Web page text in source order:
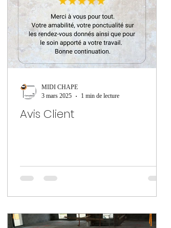
Avis Client
MIDI CHAPE
3 mars 2025
1 min de lecture